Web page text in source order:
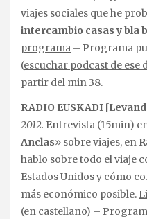
viajes sociales que he
intercambio casas y bla
programa – Programa
(escuchar podcast de ese
partir del min 38.
RADIO EUSKADI
2012. Entrevista (15min)
Anclas» sobre viajes, en
hablo sobre todo el viaje
Estados Unidos y cómo
más económico posible.
(en castellano) –